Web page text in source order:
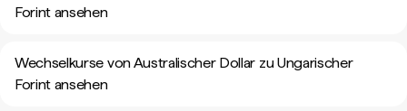
Forint ansehen
Wechselkurse von Australischer Dollar zu Ungarischer
Forint ansehen